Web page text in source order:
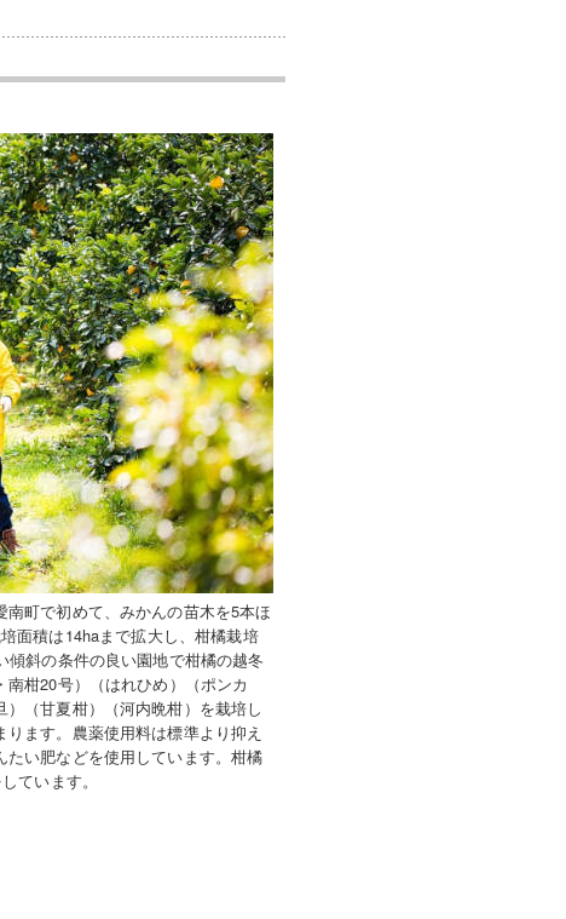
町で初めて、みかんの苗木を5本ほ
面積は14haまで拡大し、柑橘栽培
斜の条件の良い園地で柑橘の越冬
柑20号）（はれひめ）（ポンカ
（甘夏柑）（河内晩柑）を栽培し
ます。農薬使用料は標準より抑え
い肥などを使用しています。柑橘
ています。